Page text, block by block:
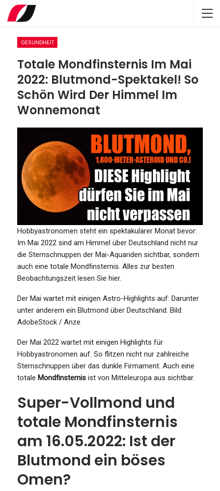
GESUNDHEIT
Totale Mondfinsternis Im Mai
2022: Blutmond-Spektakel! So
Schön Wird Der Himmel Im
Wonnemonat
Hobbyastronomen steht ein spektakulärer Monat bevor:
Im Mai 2022 sind am Himmel über Deutschland nicht nur
die Sternschnuppen der Mai-Aquariden sichtbar, sondern
auch eine totale Mondfinsternis. Alles zur besten
Beobachtungszeit lesen Sie hier.
Der Mai wartet mit einigen Astro-Highlights auf: Darunter
unter anderem ein Blutmond über Deutschland. Bild:
AdobeStock / Anze
Der Mai 2022 wartet mit einigen Highlights für
Hobbyastronomen auf. So flitzen nicht nur zahlreiche
Sternschnuppen über das dunkle Firmament. Auch eine
totale Mondfinsternis ist von Mitteleuropa aus sichtbar.
Super-Vollmond und
totale Mondfinsternis
am 16.05.2022: Ist der
Blutmond ein böses
Omen?